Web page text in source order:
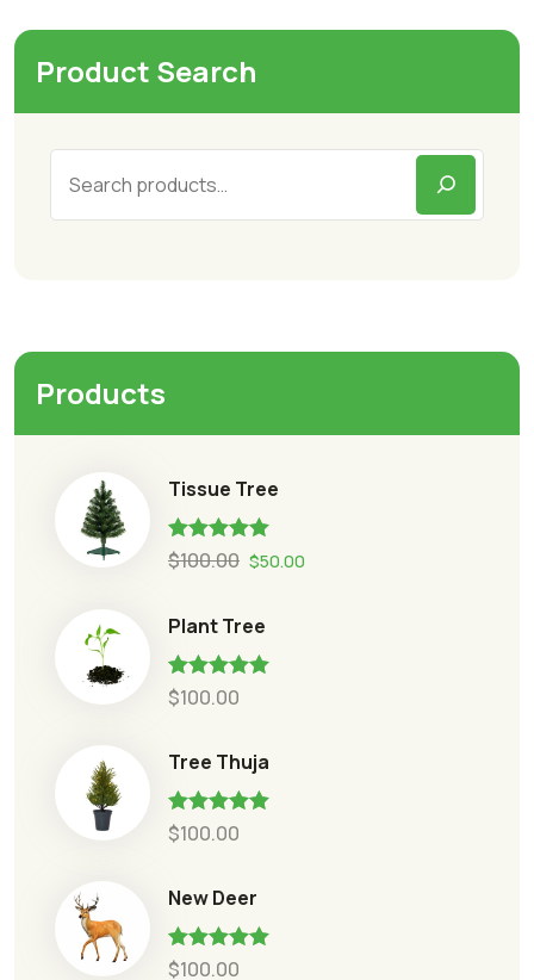
Product Search
Products
Tissue Tree
Rated 5.00
out of 5
$100.00 $50.00
Plant Tree
Rated 5.00
out of 5
$100.00
Tree Thuja
Rated 5.00
out of 5
$100.00
New Deer
Rated 5.00
$100.00